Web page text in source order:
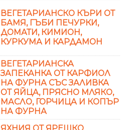
ВЕГЕТАРИАНСКО КЪРИ ОТ
БАМЯ, ГЪБИ ПЕЧУРКИ,
ДОМАТИ, КИМИОН,
КУРКУМА И КАРДАМОН
ВЕГЕТАРИАНСКА
ЗАПЕКАНКА ОТ КАРФИОЛ
НА ФУРНА СЪС ЗАЛИВКА
ОТ ЯЙЦА, ПРЯСНО МЛЯКО,
МАСЛО, ГОРЧИЦА И КОПЪР
НА ФУРНА
ЯХНИЯ ОТ ЯРЕШКО